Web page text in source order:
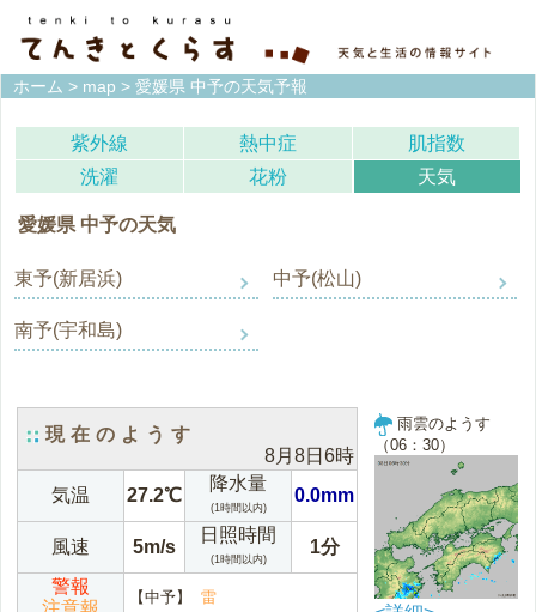
ホーム > map > 愛媛県 中予の天気予報
紫外線 熱中症
肌指数
洗濯
花粉 天気
愛媛県 中予の天気
東予(新居浜) 中予(松山)
南予(宇和島)
現在のようす
8月8日6時
気温
27.2℃
降水量
(1時間以内)
0.0mm
風速 5m/s
日照時間
(1時間以内)
1分
警報
注意報
【中予】 雷
雨雲のようす
（06：30）